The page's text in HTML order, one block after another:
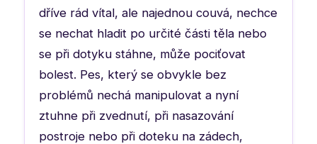
dříve rád vítal, ale najednou couvá, nechce
se nechat hladit po určité části těla nebo
se při dotyku stáhne, může pociťovat
bolest. Pes, který se obvykle bez
problémů nechá manipulovat a nyní
ztuhne při zvednutí, při nasazování
postroje nebo při doteku na zádech,